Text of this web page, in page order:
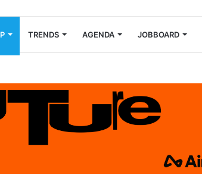
TRENDS AGENDA JOBBOARD